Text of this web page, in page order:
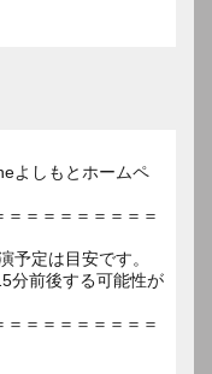
よしもとホームペ
＝＝＝＝＝＝＝＝
予定は目安です。
分前後する可能性が
＝＝＝＝＝＝＝＝